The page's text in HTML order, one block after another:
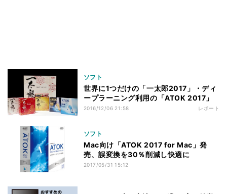
ソフト
世界に1つだけの「一太郎2017」・ディ
ープラーニング利用の「ATOK 2017」
2016/12/06 21:58 レポート
ソフト
Mac向け「ATOK 2017 for Mac」発
売、誤変換を30％削減し快適に
2017/05/31 15:12